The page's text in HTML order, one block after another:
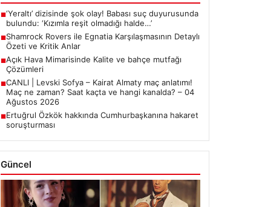
■‘Yeraltı’ dizisinde şok olay! Babası suç duyurusunda
bulundu: ‘Kızımla reşit olmadığı halde…’
■Shamrock Rovers ile Egnatia Karşılaşmasının Detaylı
Özeti ve Kritik Anlar
■Açık Hava Mimarisinde Kalite ve bahçe mutfağı
Çözümleri
■CANLI | Levski Sofya – Kairat Almaty maç anlatımı!
Maç ne zaman? Saat kaçta ve hangi kanalda? – 04
Ağustos 2026
■Ertuğrul Özkök hakkında Cumhurbaşkanına hakaret
soruşturması
Güncel